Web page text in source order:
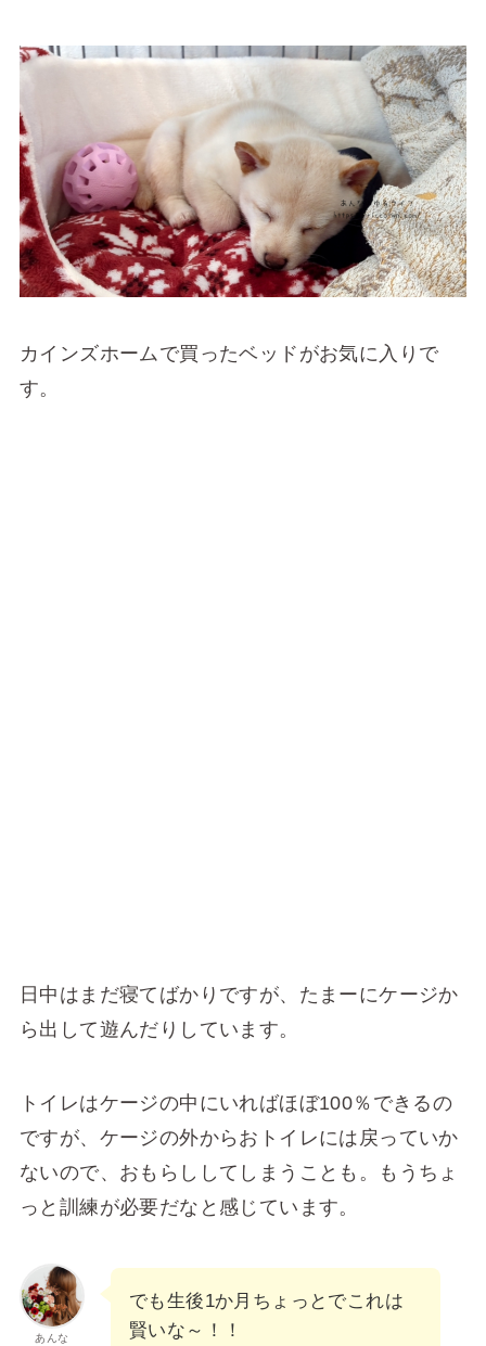
カインズホームで買ったベッドがお気に入りで
す。
日中はまだ寝てばかりですが、たまーにケージか
ら出して遊んだりしています。
トイレはケージの中にいればほぼ100％できるの
ですが、ケージの外からおトイレには戻っていか
ないので、おもらししてしまうことも。もうちょ
っと訓練が必要だなと感じています。
あんな
でも生後1か月ちょっとでこれは
賢いな～！！